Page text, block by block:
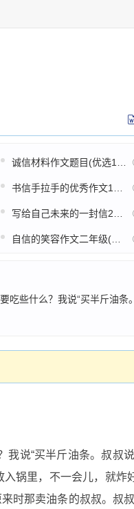
吃些什么？我说“买半斤油条
说“买半斤油条。叔叔
锅里，不一会儿，就炸
时那卖油条的叔叔。叔